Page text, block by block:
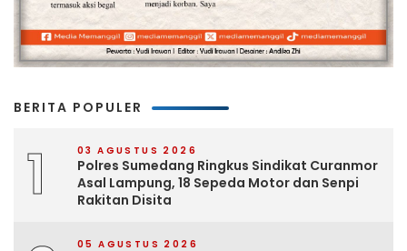
BERITA POPULER
1 03 AGUSTUS 2026
Polres Sumedang Ringkus Sindikat Curanmor
Asal Lampung, 18 Sepeda Motor dan Senpi
Rakitan Disita
05 AGUSTUS 2026